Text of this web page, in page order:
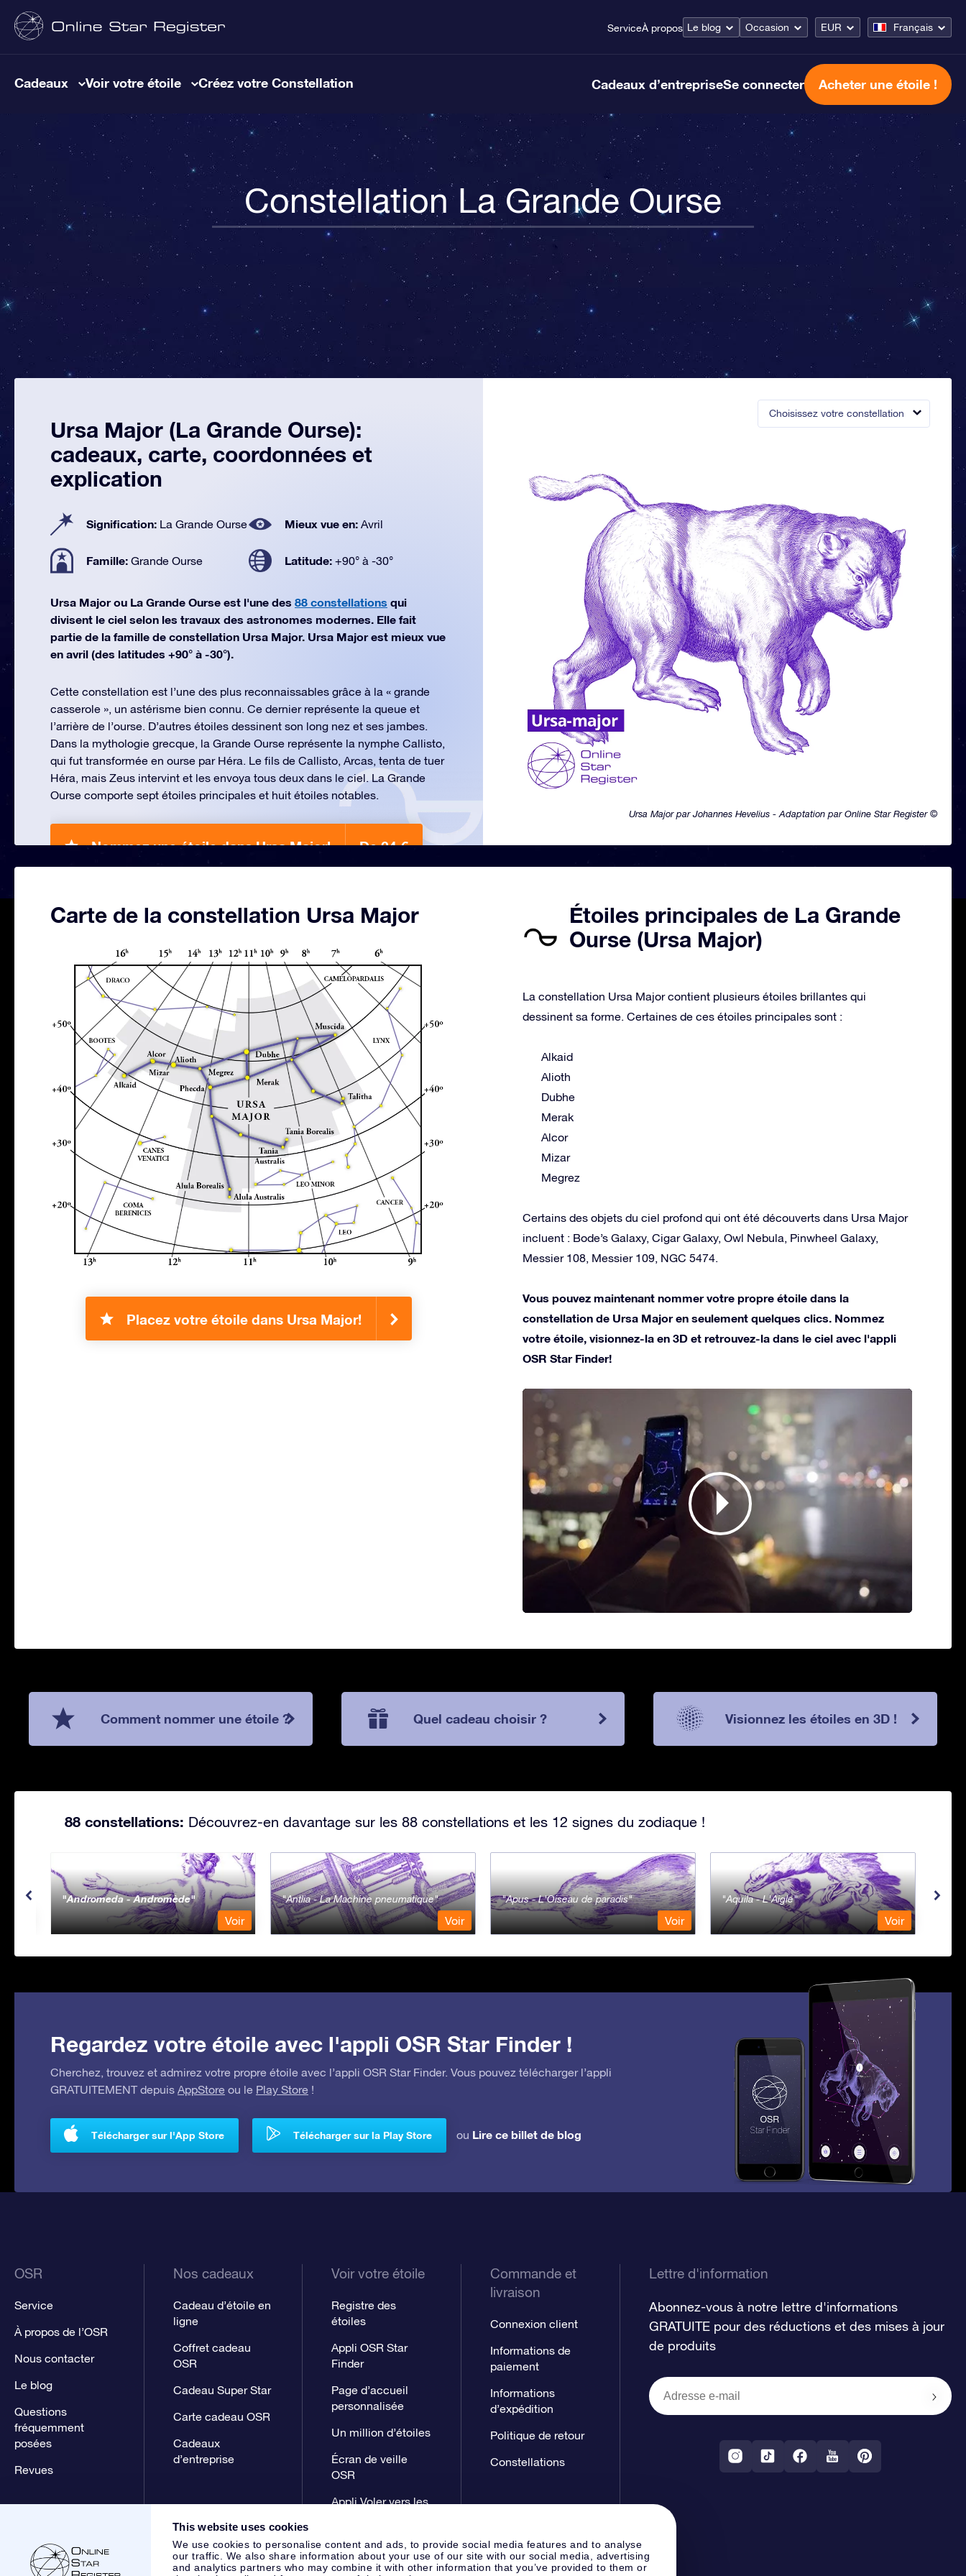
This website uses cookies
We use cookies to personalise content and ads, to provide social media features and to analyse
our traffic. We also share information about your use of our site with our social media, advertising
and analytics partners who may combine it with other information that you’ve provided to them or
ServiceÀ propos Le blog Occasion EUR Français
Cadeaux Voir votre étoile Créez votre Constellation Cadeaux d’entrepriseSe connecter Acheter une étoile !
Constellation La Grande Ourse
Choisissez votre constellation
Ursa Major par Johannes Hevelius - Adaptation par Online Star Register ©
Ursa Major (La Grande Ourse):
cadeaux, carte, coordonnées et
explication
Signification: La Grande Ourse Mieux vue en: Avril
Famille: Grande Ourse Latitude: +90° à -30°
Ursa Major ou La Grande Ourse est l'une des 88 constellations qui
divisent le ciel selon les travaux des astronomes modernes. Elle fait
partie de la famille de constellation Ursa Major. Ursa Major est mieux vue
en avril (des latitudes +90° à -30°).
Cette constellation est l’une des plus reconnaissables grâce à la « grande
casserole », un astérisme bien connu. Ce dernier représente la queue et
l’arrière de l’ourse. D’autres étoiles dessinent son long nez et ses jambes.
Dans la mythologie grecque, la Grande Ourse représente la nymphe Callisto,
qui fut transformée en ourse par Héra. Le fils de Callisto, Arcas, tenta de tuer
Héra, mais Zeus intervint et les envoya tous deux dans le ciel. La Grande
Ourse comporte sept étoiles principales et huit étoiles notables.
Nommez une étoile dans Ursa Major! De 24 €
Carte de la constellation Ursa Major
Placez votre étoile dans Ursa Major!
Étoiles principales de La Grande
Ourse (Ursa Major)
La constellation Ursa Major contient plusieurs étoiles brillantes qui
dessinent sa forme. Certaines de ces étoiles principales sont :
Alkaid
Alioth
Dubhe
Merak
Alcor
Mizar
Megrez
Certains des objets du ciel profond qui ont été découverts dans Ursa Major
incluent : Bode’s Galaxy, Cigar Galaxy, Owl Nebula, Pinwheel Galaxy,
Messier 108, Messier 109, NGC 5474.
Vous pouvez maintenant nommer votre propre étoile dans la
constellation de Ursa Major en seulement quelques clics. Nommez
votre étoile, visionnez-la en 3D et retrouvez-la dans le ciel avec l'appli
OSR Star Finder!
Comment nommer une étoile ? Quel cadeau choisir ? Visionnez les étoiles en 3D !
88 constellations: Découvrez-en davantage sur les 88 constellations et les 12 signes du zodiaque !
Andromeda - Andromède
Voir
Antlia - La Machine pneumatique
Voir
Apus - L'Oiseau de paradis
Voir
Aquila - L'Aigle
Voir
Regardez votre étoile avec l'appli OSR Star Finder !
Cherchez, trouvez et admirez votre propre étoile avec l’appli OSR Star Finder. Vous pouvez télécharger l’appli
GRATUITEMENT depuis AppStore ou le Play Store !
Télécharger sur l'App Store Télécharger sur la Play Store ou Lire ce billet de blog
OSR
Service
À propos de l’OSR
Nous contacter
Le blog
Questions
fréquemment
posées
Revues
Nos cadeaux
Cadeau d’étoile en
ligne
Coffret cadeau
OSR
Cadeau Super Star
Carte cadeau OSR
Cadeaux
d’entreprise
Voir votre étoile
Registre des
étoiles
Appli OSR Star
Finder
Page d’accueil
personnalisée
Un million d’étoiles
Écran de veille
OSR
Appli Voler vers les
Commande et
livraison
Connexion client
Informations de
paiement
Informations
d’expédition
Politique de retour
Constellations
Lettre d'information
Abonnez-vous à notre lettre d'informations
GRATUITE pour des réductions et des mises à jour
de produits